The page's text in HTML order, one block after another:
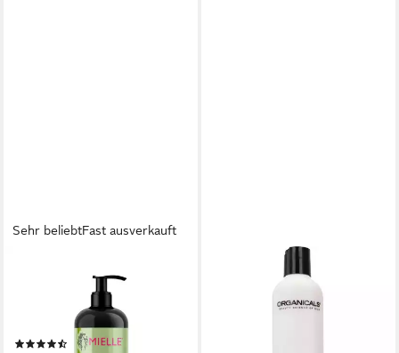
Sehr beliebtFast ausverkauft
Haarshampoo Mielle
Rosemary Mint Strengthening
Shampoo 355ml
(26)
Haarshampoo FLOWERS